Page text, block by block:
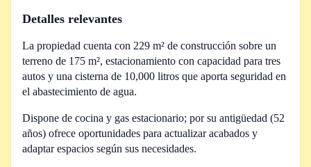
Detalles relevantes
La propiedad cuenta con 229 m² de construcción sobre un
terreno de 175 m², estacionamiento con capacidad para tres
autos y una cisterna de 10,000 litros que aporta seguridad en
el abastecimiento de agua.
Dispone de cocina y gas estacionario; por su antigüedad (52
años) ofrece oportunidades para actualizar acabados y
adaptar espacios según sus necesidades.